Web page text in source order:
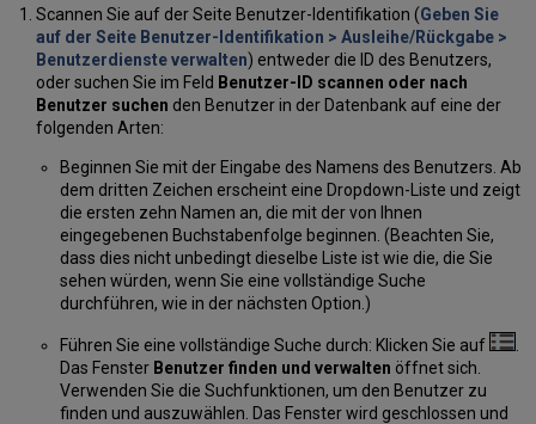
Scannen Sie auf der Seite Benutzer-Identifikation (Geben Sie
auf der Seite Benutzer-Identifikation > Ausleihe/Rückgabe >
Benutzerdienste verwalten) entweder die ID des Benutzers,
oder suchen Sie im Feld Benutzer-ID scannen oder nach
Benutzer suchen den Benutzer in der Datenbank auf eine der
folgenden Arten:
Beginnen Sie mit der Eingabe des Namens des Benutzers. Ab
dem dritten Zeichen erscheint eine Dropdown-Liste und zeigt
die ersten zehn Namen an, die mit der von Ihnen
eingegebenen Buchstabenfolge beginnen. (Beachten Sie,
dass dies nicht unbedingt dieselbe Liste ist wie die, die Sie
sehen würden, wenn Sie eine vollständige Suche
durchführen, wie in der nächsten Option.)
Führen Sie eine vollständige Suche durch: Klicken Sie auf
Das Fenster Benutzer finden und verwalten öffnet sich.
Verwenden Sie die Suchfunktionen, um den Benutzer zu
finden und auszuwählen. Das Fenster wird geschlossen und